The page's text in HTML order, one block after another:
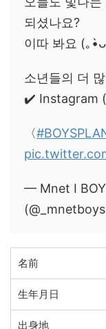
되셨나요?
이따 봐요 (｡
소년들의 더
✔️ Instagram (
〈
— Mnet I
名前
生年月日
出身地